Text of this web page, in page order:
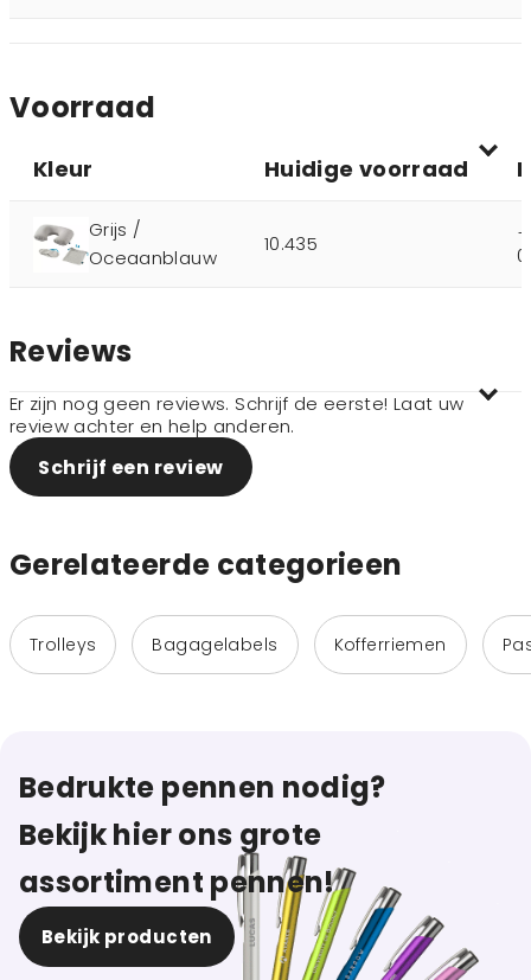
Voorraad
Kleur Huidige voorraad
Grijs /
Oceaanblauw
10.435
Reviews
Er zijn nog geen reviews. Schrijf de eerste! Laat uw
review achter en help anderen.
Schrijf een review
Gerelateerde categorieen
Trolleys Bagagelabels Kofferriemen
Bedrukte pennen nodig?
Bekijk hier ons grote
assortiment pennen!
Bekijk producten